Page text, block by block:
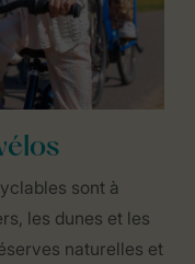
sont à
les dunes et les
naturelles et